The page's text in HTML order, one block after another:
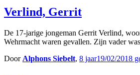
Verlind, Gerrit
De 17-jarige jongeman Gerrit Verlind,
Wehrmacht waren gevallen. Zijn vader
Door Alphons Siebelt, 8 jaar19/02/2018